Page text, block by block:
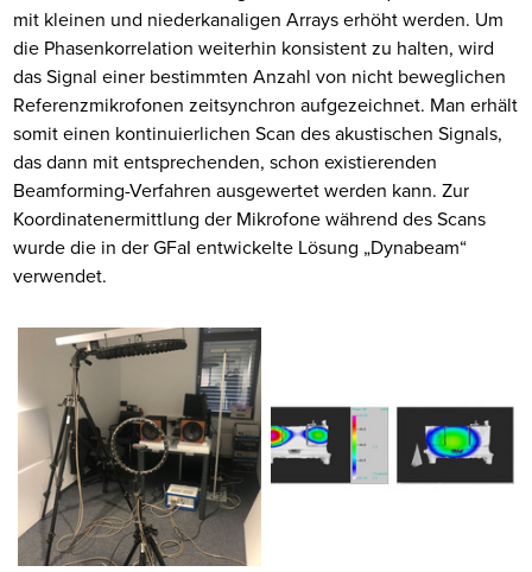
mit kleinen und niederkanaligen Arrays erhöht werden. Um
die Phasenkorrelation weiterhin konsistent zu halten, wird
das Signal einer bestimmten Anzahl von nicht beweglichen
Referenzmikrofonen zeitsynchron aufgezeichnet. Man erhält
somit einen kontinuierlichen Scan des akustischen Signals,
das dann mit entsprechenden, schon existierenden
Beamforming-Verfahren ausgewertet werden kann. Zur
Koordinatenermittlung der Mikrofone während des Scans
wurde die in der GFaI entwickelte Lösung „Dynabeam“
verwendet.